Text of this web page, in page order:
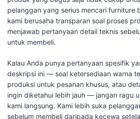
pelanggan yang serius mencari furniture
kami berusaha transparan soal proses
menjawab pertanyaan detail teknis
untuk membeli.
Kalau Anda punya pertanyaan spesifik
deskripsi ini — soal ketersediaan warna
produksi untuk pesanan khusus, atau
ingin diketahui lebih jauh — jangan ragu
kami langsung. Kami lebih suka
sebelum membeli daripada kecewa